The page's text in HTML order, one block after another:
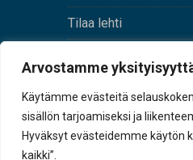
Arvostamme
Käytämme evästeitä
sisällön tarjoamiseksi ja
Hyväksyt evästeidemme käytön
kaikki”.
Tilaa lehti